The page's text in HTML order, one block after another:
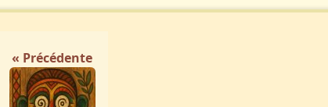
« Précédente